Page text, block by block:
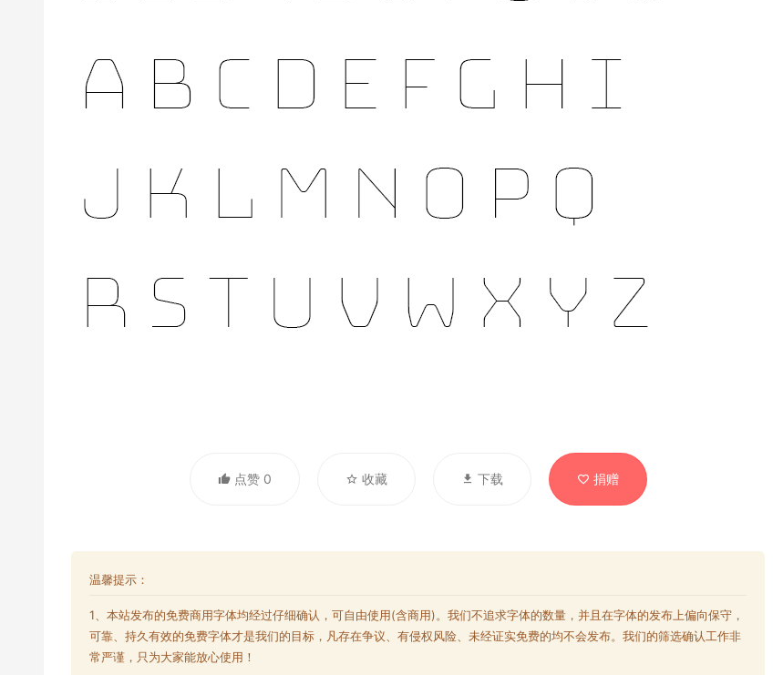
点赞 0 收藏 下载 捐赠
温馨提示：
1、本站发布的免费商用字体均经过仔细确认，可自由使用(含商用)。我们不追求字体的数量，并且在字体的发布上偏向保守，
可靠、持久有效的免费字体才是我们的目标，凡存在争议、有侵权风险、未经证实免费的均不会发布。我们的筛选确认工作非
常严谨，只为大家能放心使用！